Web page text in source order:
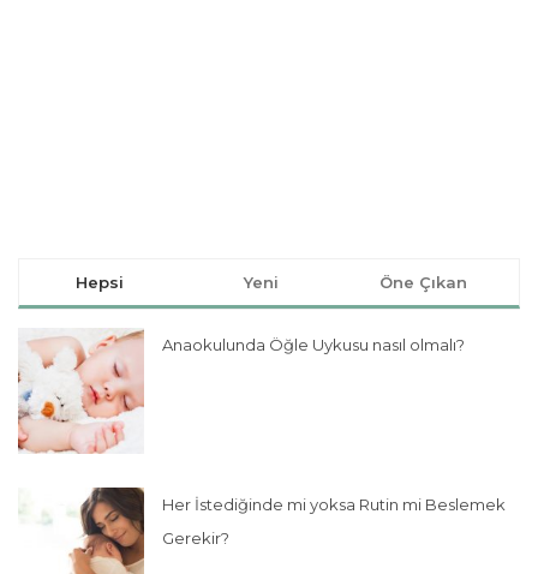
Hepsi Yeni Öne Çıkan
Anaokulunda Öğle Uykusu nasıl olmalı?
Her İstediğinde mi yoksa Rutin mi Beslemek
Gerekir?